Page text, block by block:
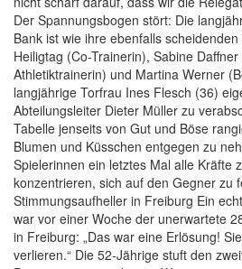
Der Spannungsbogen stört: Die
Bank ist wie ihre ebenfalls
Heiligtag (Co-Trainerin), Sabine
Athletiktrainerin) und Martina Werner
langjährige Torfrau Ines Flesch (36)
Abteilungsleiter Dieter Müller zu
Tabelle jenseits von Gut und Böse
Blumen und Küsschen entgegen zu
Spielerinnen ein letztes Mal alle Kräfte
konzentrieren, sich auf den Gegner zu
Stimmungsaufheller in Freiburg Ein
war vor einer Woche der unerwartete
in Freiburg: „Das war eine Erlösung!
verlieren.“ Die 52-Jährige stuft den